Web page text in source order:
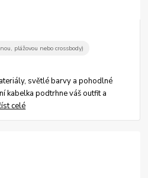
plážovou nebo crossbody)
světlé barvy a pohodlné
kabelka podtrhne váš outfit a
celé